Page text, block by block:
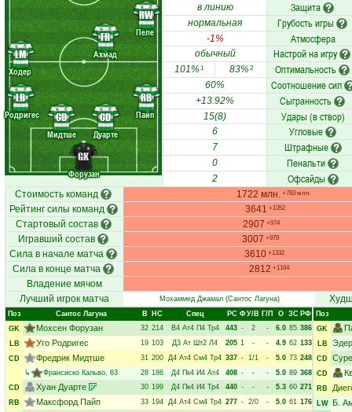
Форузан
Родригес
Мидтше
Дуарте
Пайп
Ходер
Ахмад
Пеле
GK
LB
CD
CD
RB
LM
FR
RW
в линию Защита
нормальная Грубость игры
-1% Атмосфера
обычный Настрой на игру
101%1 83%2 Оптимальность
60% Соотношение сил
+13.92% Сыгранность
15(8) Удары (в створ)
6 Угловые
7 Штрафные
0 Пенальти
2 Офсайды
Стоимость команд 1722 млн. +783 млн.
Рейтинг силы команд 3641 +1352
Стартовый состав 2907 +974
Игравший состав 3007 +979
Сила в начале матча 3610 +1332
Сила в конце матча 2812 +1164
Владение мячом
Лучший игрок матча
Мохаммед Джамал(Сантос Лагуна)
Поз Сантос Лагуна В НC Спец РC ФУ/В Г/П О ЗС РФ
GK
Мохсен Форузан 32 214 В4 Ат4 П4 Тр4 443 - 2 - 6.0 85 386
LB
Уго Родригес 19 103 Д3 Ат Шт2 Л4 205 1 - - 4.9 62 133
CD
Фредрик Мидтше 31 200 Д4 Ат4 См4 Тр4 337 - 1/1 - 5.0 73 248
↳
Франсиско Кальво, 63 28 186 Д4 Пк4 И4 Ат4 408 - - - 5.0 89 368
CD
Хуан Дуарте 30 199 Д4 Пк4 И4 Тр4 440 - - - 5.3 60 271
RB
Максфорд Пайп 33 194 Д4 Ат4 См4 Тр4 277 - 2/0 - 5.0 61 176
Поз
GK
LB
CD
CD
RB
LW Б.